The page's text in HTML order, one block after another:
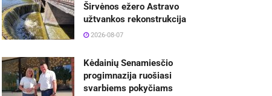
Širvėnos ežero Astravo
užtvankos rekonstrukcija
2026-08-07
Kėdainių Senamiesčio
progimnazija ruošiasi
svarbiems pokyčiams